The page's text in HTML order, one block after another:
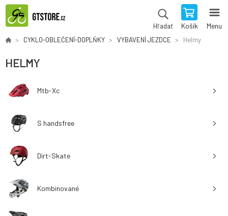
Hľadať Košík Menu
CYKLO-OBLEČENÍ-DOPLŇKY VYBAVENÍ JEZDCE Helmy
HELMY
Mtb-Xc
S handsfree
Dirt-Skate
Kombinované